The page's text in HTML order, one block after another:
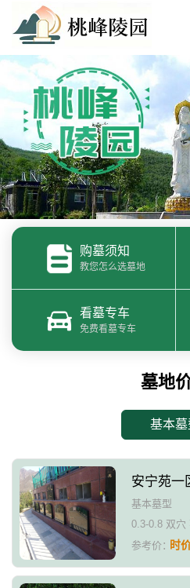
购墓须知
教您怎么选墓地
看墓专车
免费看墓专车
墓地
基本墓
安宁苑一
基本墓型
0.3-0.8 双穴
参考价：时